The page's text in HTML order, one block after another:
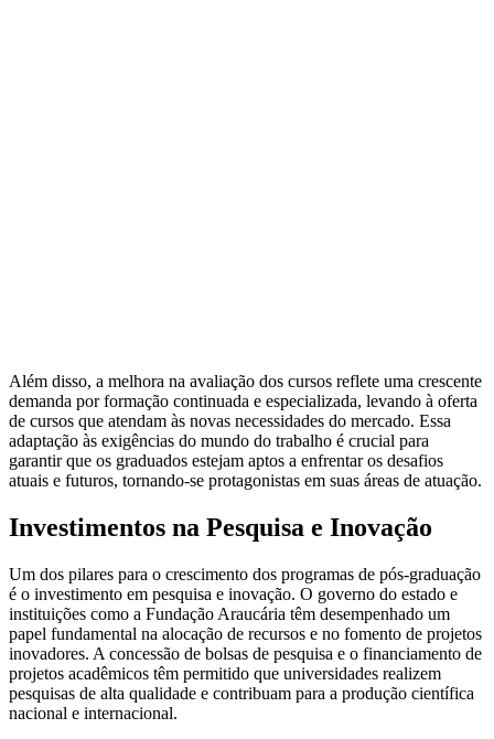
Além disso, a melhora na avaliação dos cursos reflete uma crescente
demanda por formação continuada e especializada, levando à oferta
de cursos que atendam às novas necessidades do mercado. Essa
adaptação às exigências do mundo do trabalho é crucial para
garantir que os graduados estejam aptos a enfrentar os desafios
atuais e futuros, tornando-se protagonistas em suas áreas de atuação.
Investimentos na Pesquisa e Inovação
Um dos pilares para o crescimento dos programas de pós-graduação
é o investimento em pesquisa e inovação. O governo do estado e
instituições como a Fundação Araucária têm desempenhado um
papel fundamental na alocação de recursos e no fomento de projetos
inovadores. A concessão de bolsas de pesquisa e o financiamento de
projetos acadêmicos têm permitido que universidades realizem
pesquisas de alta qualidade e contribuam para a produção científica
nacional e internacional.